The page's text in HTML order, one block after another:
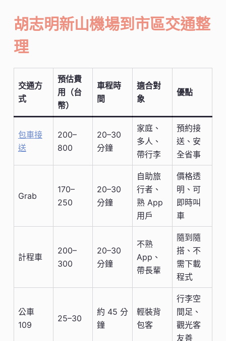
胡志明新山機場到市區交通整
理
交通方
式
預估費
用（台
幣）
車程時
間
適合對
象
優點
包車接
送
200–
800
20–30
分鐘
家庭、
多人、
帶行李
預約接
送、安
全省事
Grab
170–
250
20–30
分鐘
自助旅
行者、
熟 App
用戶
價格透
明、可
即時叫
車
計程車
200–
300
20–30
分鐘
不熟
App、
帶長輩
隨到隨
搭、不
需下載
程式
公車
109
25–30
約 45 分
鐘
輕裝背
包客
行李空
間足、
觀光客
友善